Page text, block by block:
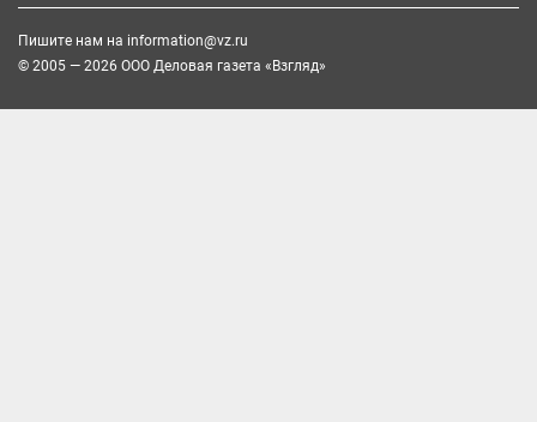
Пишите нам на information@vz.ru
© 2005 — 2026 ООО Деловая газета «Взгляд»